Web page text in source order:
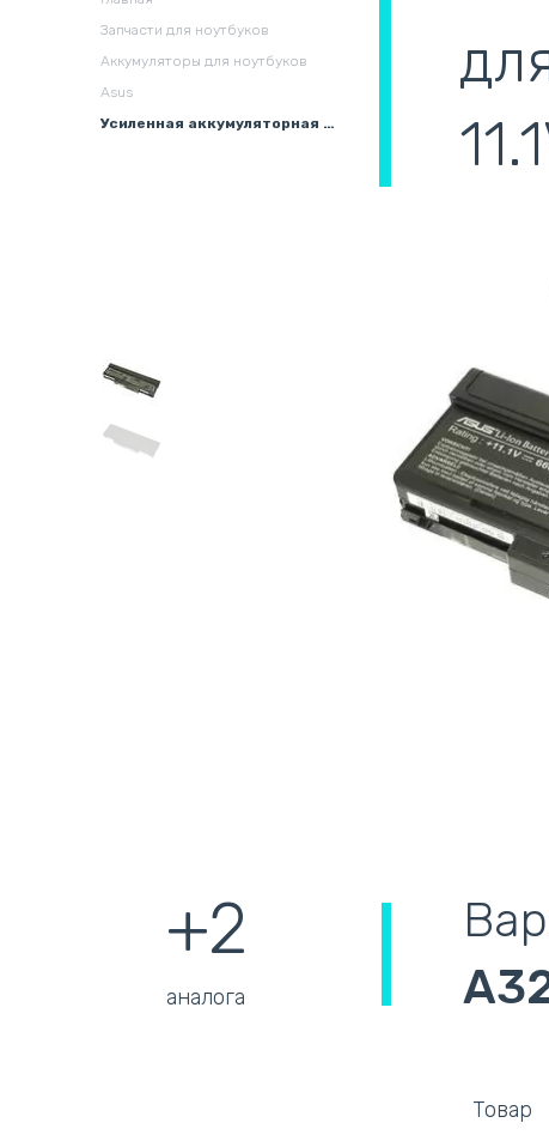
охлаждения в сборе
Запчасти для ноутбуков
Аккумуляторы для ноутбуков
Asus
Усиленная аккумуляторная батарея для ноутбука Asus A33-Z97 A95VM 11.1V Black 6600mAh Orig
+2
аналога
Товар